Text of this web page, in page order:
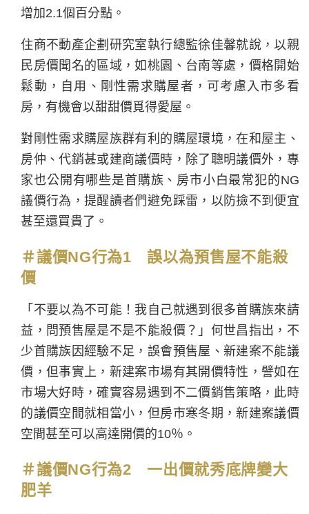
增加2.1個百分點。
住商不動產企劃研究室執行總監徐佳馨就說，以親
民房價聞名的區域，如桃園、台南等處，價格開始
鬆動，自用、剛性需求購屋者，可考慮入市多看
房，有機會以甜甜價覓得愛屋。
對剛性需求購屋族群有利的購屋環境，在和屋主、
房仲、代銷甚或建商議價時，除了聰明議價外，專
家也公開有哪些是首購族、房市小白最常犯的NG
議價行為，提醒讀者們避免踩雷，以防撿不到便宜
甚至還買貴了。
＃議價NG行為1 誤以為預售屋不能殺
價
「不要以為不可能！我自己就遇到很多首購族來請
益，問預售屋是不是不能殺價？」何世昌指出，不
少首購族因經驗不足，誤會預售屋、新建案不能議
價，但事實上，新建案市場有其開價特性，譬如在
市場大好時，確實容易遇到不二價銷售策略，此時
的議價空間就相當小，但房市寒冬期，新建案議價
空間甚至可以高達開價的10％。
＃議價NG行為2 一出價就秀底牌變大
肥羊